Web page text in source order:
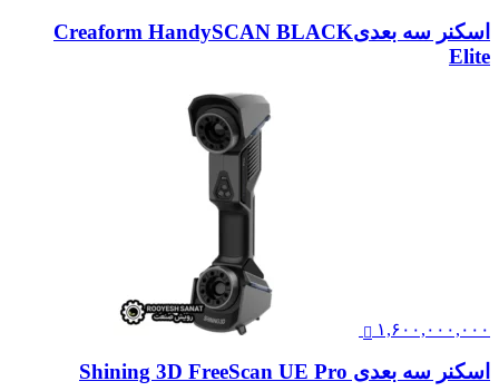
اسکنر سه بعدیCreaform HandySCAN BLACK
Elite
۱,۶۰۰,۰۰۰,۰۰۰
اسکنر سه بعدی Shining 3D FreeScan UE Pro